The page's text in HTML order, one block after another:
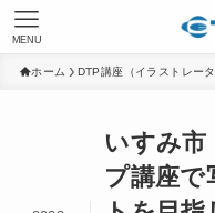
MENU
ホーム DTP講座（イラストレー
いすみ市
プ講座で